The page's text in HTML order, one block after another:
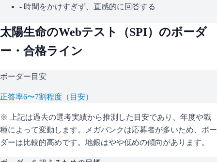
- 時間をかけすぎず、直感的に回答する
太陽生命のWebテスト（SPI）のボーダ
ー・合格ライン
ボーダー目安
正答率6〜7割程度（目安）
※ 上記は過去の選考実績から推測した目安であり、年度や職
種によって変動します。
メガバンクは応募者が多いため、ボー
ダーは比較的高めです。地銀はやや低めの傾向があります。